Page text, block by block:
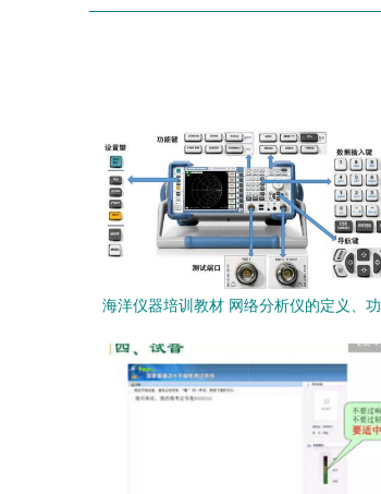
海洋仪器培训教材 网络分析仪的定义、功
售指南